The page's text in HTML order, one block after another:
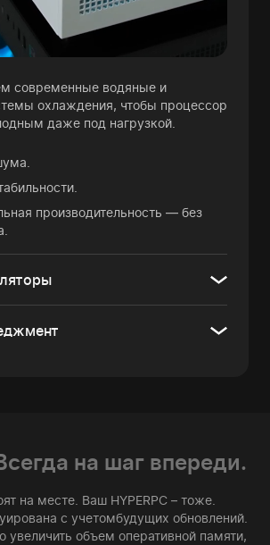
современные водяные и
охлаждения, чтобы процессор
даже под нагрузкой.
производительность — без
на шаг впереди.
на месте. Ваш HYPERPC – тоже.
с учетомбудущих обновлений.
увеличить объем оперативной памяти,